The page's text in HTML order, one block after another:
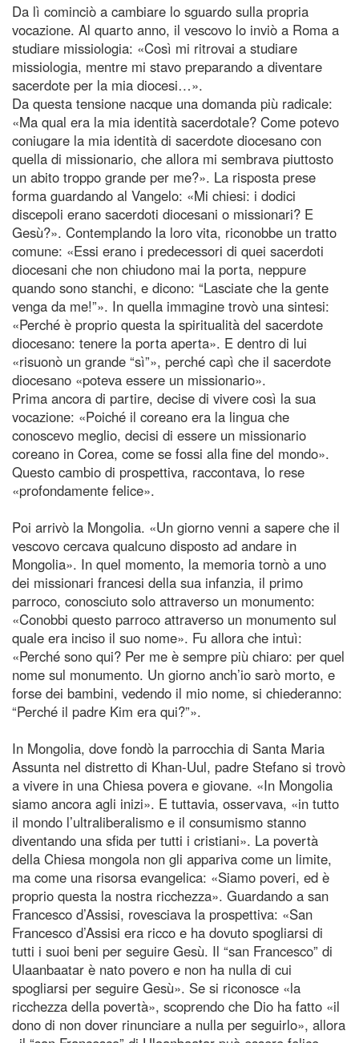
Da lì cominciò a cambiare lo sguardo sulla propria
vocazione. Al quarto anno, il vescovo lo inviò a Roma a
studiare missiologia: «Così mi ritrovai a studiare
missiologia, mentre mi stavo preparando a diventare
sacerdote per la mia diocesi…».
Da questa tensione nacque una domanda più radicale:
«Ma qual era la mia identità sacerdotale? Come potevo
coniugare la mia identità di sacerdote diocesano con
quella di missionario, che allora mi sembrava piuttosto
un abito troppo grande per me?». La risposta prese
forma guardando al Vangelo: «Mi chiesi: i dodici
discepoli erano sacerdoti diocesani o missionari? E
Gesù?». Contemplando la loro vita, riconobbe un tratto
comune: «Essi erano i predecessori di quei sacerdoti
diocesani che non chiudono mai la porta, neppure
quando sono stanchi, e dicono: “Lasciate che la gente
venga da me!”». In quella immagine trovò una sintesi:
«Perché è proprio questa la spiritualità del sacerdote
diocesano: tenere la porta aperta». E dentro di lui
«risuonò un grande “sì”», perché capì che il sacerdote
diocesano «poteva essere un missionario».
Prima ancora di partire, decise di vivere così la sua
vocazione: «Poiché il coreano era la lingua che
conoscevo meglio, decisi di essere un missionario
coreano in Corea, come se fossi alla fine del mondo».
Questo cambio di prospettiva, raccontava, lo rese
«profondamente felice».
Poi arrivò la Mongolia. «Un giorno venni a sapere che il
vescovo cercava qualcuno disposto ad andare in
Mongolia». In quel momento, la memoria tornò a uno
dei missionari francesi della sua infanzia, il primo
parroco, conosciuto solo attraverso un monumento:
«Conobbi questo parroco attraverso un monumento sul
quale era inciso il suo nome». Fu allora che intuì:
«Perché sono qui? Per me è sempre più chiaro: per quel
nome sul monumento. Un giorno anch’io sarò morto, e
forse dei bambini, vedendo il mio nome, si chiederanno:
“Perché il padre Kim era qui?”».
In Mongolia, dove fondò la parrocchia di Santa Maria
Assunta nel distretto di Khan‑Uul, padre Stefano si trovò
a vivere in una Chiesa povera e giovane. «In Mongolia
siamo ancora agli inizi». E tuttavia, osservava, «in tutto
il mondo l’ultraliberalismo e il consumismo stanno
diventando una sfida per tutti i cristiani». La povertà
della Chiesa mongola non gli appariva come un limite,
ma come una risorsa evangelica: «Siamo poveri, ed è
proprio questa la nostra ricchezza». Guardando a san
Francesco d’Assisi, rovesciava la prospettiva: «San
Francesco d’Assisi era ricco e ha dovuto spogliarsi di
tutti i suoi beni per seguire Gesù. Il “san Francesco” di
Ulaanbaatar è nato povero e non ha nulla di cui
spogliarsi per seguire Gesù». Se si riconosce «la
ricchezza della povertà», scoprendo che Dio ha fatto «il
dono di non dover rinunciare a nulla per seguirlo», allora